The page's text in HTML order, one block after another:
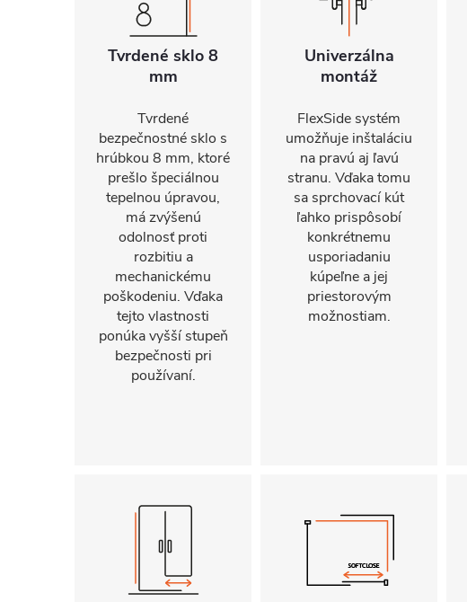
Tvrdené sklo 8
mm
Tvrdené
bezpečnostné sklo s
hrúbkou 8 mm, ktoré
prešlo špeciálnou
tepelnou úpravou,
má zvýšenú
odolnosť proti
rozbitiu a
mechanickému
poškodeniu. Vďaka
tejto vlastnosti
ponúka vyšší stupeň
bezpečnosti pri
používaní.
Univerzálna
montáž
FlexSide systém
umožňuje inštaláciu
na pravú aj ľavú
stranu. Vďaka tomu
sa sprchovací kút
ľahko prispôsobí
konkrétnemu
usporiadaniu
kúpeľne a jej
priestorovým
možnostiam.